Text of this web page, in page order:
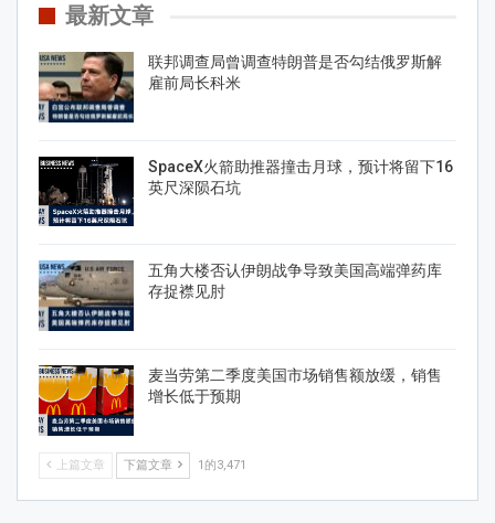
最新文章
联邦调查局曾调查特朗普是否勾结俄罗斯解
雇前局长科米
SpaceX火箭助推器撞击月球，预计将留下16
英尺深陨石坑
五角大楼否认伊朗战争导致美国高端弹药库
存捉襟见肘
麦当劳第二季度美国市场销售额放缓，销售
增长低于预期
上篇文章 下篇文章 1的3,471